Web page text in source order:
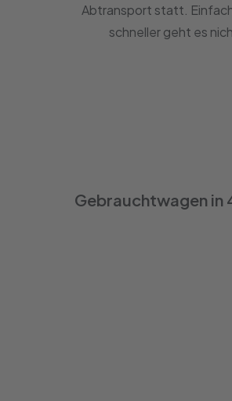
Abtransport statt.
schneller geht es
Gebrauchtwagen in